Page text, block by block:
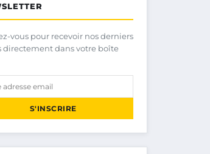
vous pour recevoir nos derniers
directement dans votre boîte
S'INSCRIRE